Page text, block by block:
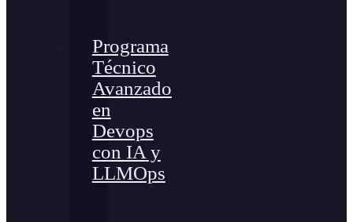
Programa
Técnico
Avanzado
en
Devops
con IA y
LLMOps